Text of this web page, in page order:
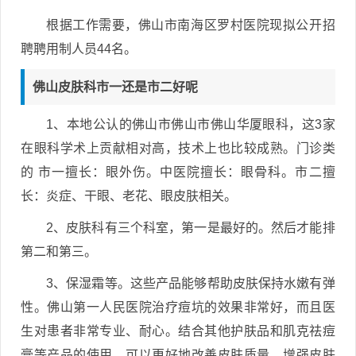
根据工作需要，佛山市南海区罗村医院现拟公开招
聘聘用制人员44名。
佛山皮肤科市一还是市二好呢
1、本地公认的佛山市佛山市佛山华厦眼科，这3家
在眼科学术上贡献相对高，技术上也比较成熟。门诊类
的 市一擅长：眼外伤。中医院擅长：眼骨科。市二擅
长：炎症、干眼、老花、眼皮肤相关。
2、皮肤科有三个科室，第一是最好的。然后才能排
第二和第三。
3、保湿霜等。这些产品能够帮助皮肤保持水嫩有弹
性。佛山第一人民医院治疗痘坑的效果非常好，而且医
生对患者非常专业、耐心。结合其他护肤品和肌克祛痘